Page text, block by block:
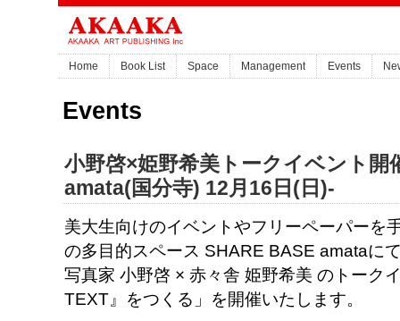
Home Book List Space Management Events
Events
小野啓×姫野希美トークイベント開
amata(国分寺) 12月16日(日)-
美大生向けのイベントやフリーペーパーを
の多目的スペース SHARE BASE amataに
写真家 小野啓 × 赤々舎 姫野希美 のトーク
TEXT』をつくる」を開催いたします。